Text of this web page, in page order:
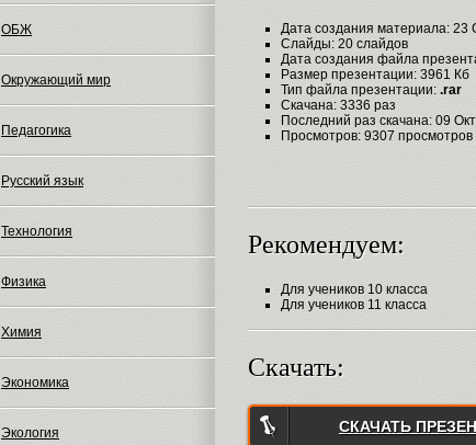
ОБЖ
Окружающий мир
Педагогика
Русский язык
Технология
Физика
Химия
Экономика
Экология
Дата создания материала: 23
Слайды: 20 слайдов
Дата создания файла
Размер презентации: 3961 Кб
Тип файла презентации: .rar
Скачана: 3336 раз
Последний раз скачана: 09
Просмотров: 9307 просмотров
Рекомендуем:
Для учеников 10 класса
Для учеников 11 класса
Скачать:
СКАЧАТЬ